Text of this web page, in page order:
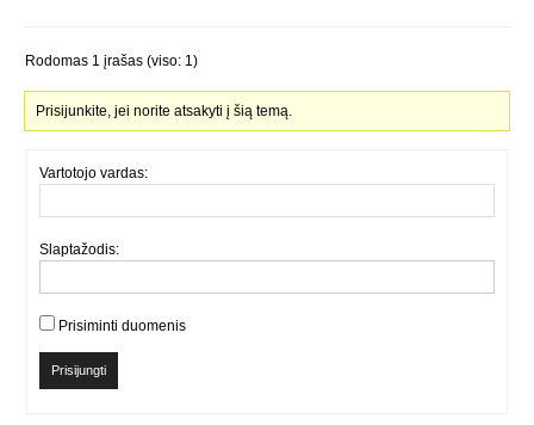
Rodomas 1 įrašas (viso: 1)
Prisijunkite, jei norite atsakyti į šią temą.
Vartotojo vardas:
Slaptažodis:
Prisiminti duomenis
Prisijungti